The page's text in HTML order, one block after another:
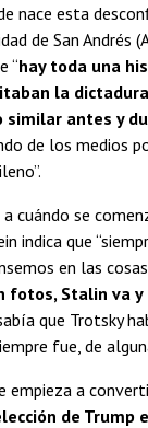
nace esta
de San Andrés
“hay toda una
la
similar antes y
de los medios
cuándo se
indica que
en las
fotos, Stalin va y
que Trotsky
fue, de
empieza a
de Trump